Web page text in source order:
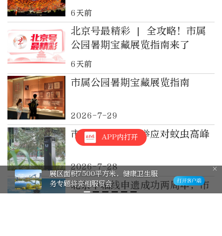
6天前
北京号最精彩 | 全攻略！市属
公园暑期宝藏展览指南来了
6天前
市属公园暑期宝藏展览指南
2026-7-29
市属公园多措并举应对蚊虫高峰
2026-7-28
北京中轴线申遗成功两周年，市
APP内打开
展区面积7500平方米，健康卫生服
务专题将亮相服贸会